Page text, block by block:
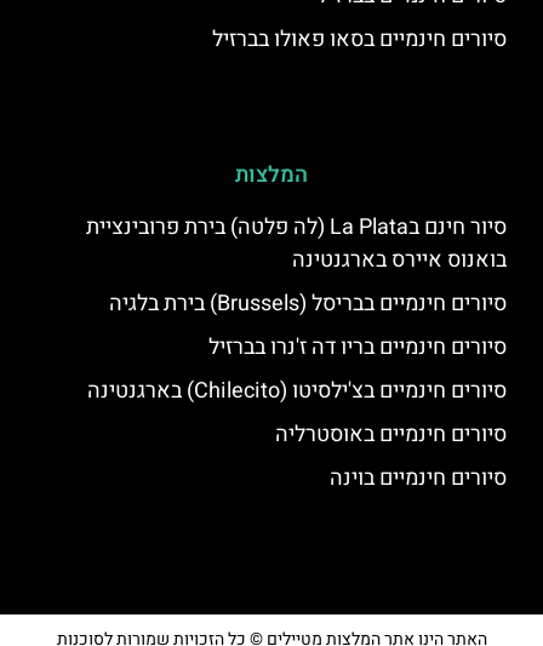
סיורים חינמיים בסאו פאולו בברזיל
המלצות
סיור חינם בLa Plata (לה פלטה) בירת פרובינציית
בואנוס איירס בארגנטינה
סיורים חינמיים בבריסל (Brussels) בירת בלגיה
סיורים חינמיים בריו דה ז'נרו בברזיל
סיורים חינמיים בצ'ילסיטו (Chilecito) בארגנטינה
סיורים חינמיים באוסטרליה
סיורים חינמיים בוינה
האתר הינו אתר המלצות מטיילים © כל הזכויות שמורות לסוכנות